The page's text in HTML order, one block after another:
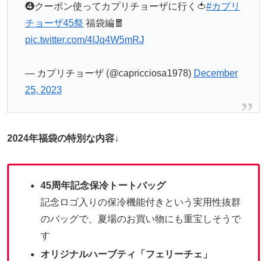
❹クーポン使ってカプリチョーザに行く🍅#カプリ
チョーザ45祭 福袋編🧧
pic.twitter.com/4IJq4W5mRJ
— カプリチョーザ (@capricciosa1978) December
25, 2023
2024年福袋の特別な内容↓
45周年記念保冷トートバッグ
記念ロゴ入りの保冷機能付きという実用性抜群
のバッグで、夏場のお買い物にも重宝しそうで
す
オリジナルハーブティ「フェリーチェ」